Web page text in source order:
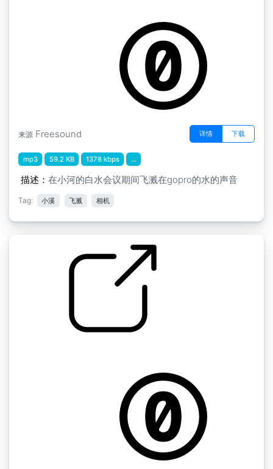
来源 Freesound 详情 下载
mp3 59.2 KB 1378 kbps ...
描述： 在小河的白水会议期间飞溅在gopro的水的声音
Tag: 小溪 飞溅 相机